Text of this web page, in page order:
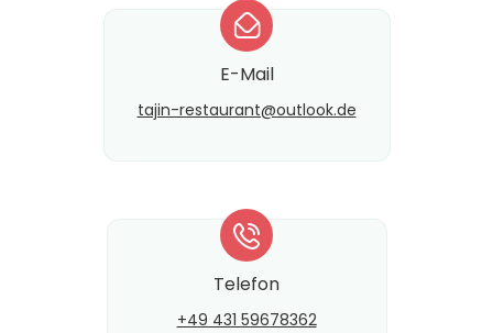
*
E-Mail
tajin-restaurant@​outlook.de
*
Telefon
+49 431 59678362